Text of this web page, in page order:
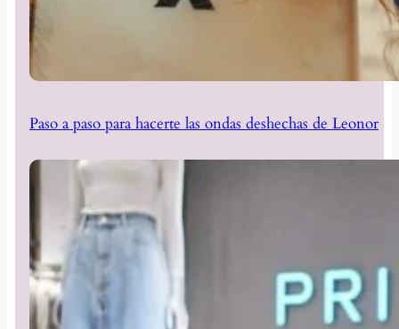
Paso a paso para hacerte las ondas deshechas de Leonor